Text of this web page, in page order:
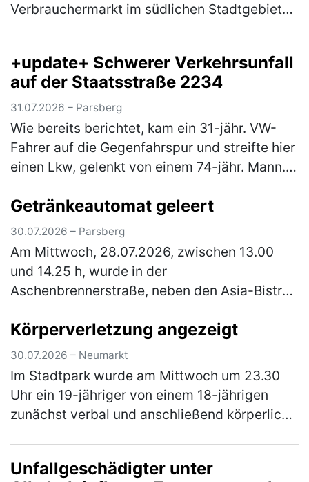
Verbrauchermarkt im südlichen Stadtgebiet
(mehr)
+update+ Schwerer Verkehrsunfall
auf der Staatsstraße 2234
31.07.2026 – Parsberg
Wie bereits berichtet, kam ein 31-jähr. VW-
Fahrer auf die Gegenfahrspur und streifte hier
einen Lkw, gelenkt von einem 74-jähr. Mann.
zwei entgegenkommende…(mehr)
Getränkeautomat geleert
30.07.2026 – Parsberg
Am Mittwoch, 28.07.2026, zwischen 13.00
und 14.25 h, wurde in der
Aschenbrennerstraße, neben den Asia-Bistro,
Automaten befanden sich ca. 300 Flaschen
mit Energy- u… (mehr)
Körperverletzung angezeigt
30.07.2026 – Neumarkt
Im Stadtpark wurde am Mittwoch um 23.30
Uhr ein 19-jähriger von einem 18-jährigen
zunächst verbal und anschließend körperlich
Unfallgeschädigter unter